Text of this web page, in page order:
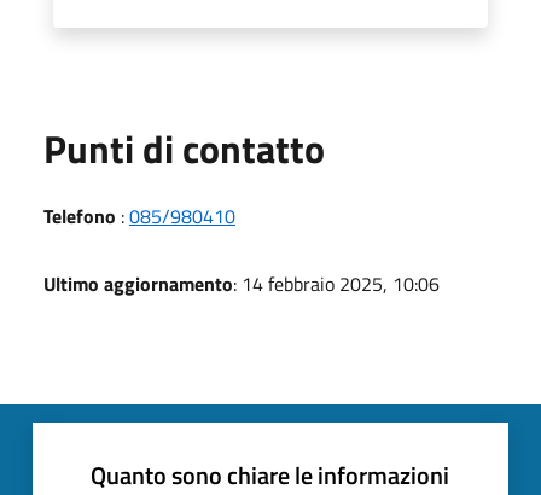
Punti di contatto
Telefono :085/980410
Ultimo aggiornamento: 14 febbraio 2025, 10:06
Quanto sono chiare le informazioni